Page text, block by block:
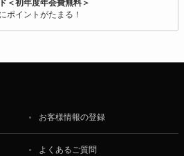
＜初年度年会費無料＞
ポイントがたまる！
お客様情報の登録
よくあるご質問